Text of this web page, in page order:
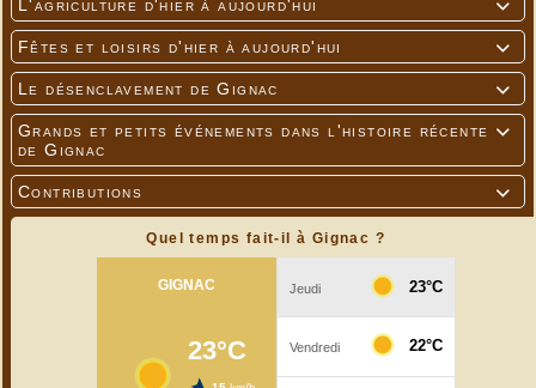

L'agriculture d'hier à aujourd'hui

Fêtes et loisirs d'hier à aujourd'hui

Le désenclavement de Gignac

Grands et petits événements dans l'histoire récente
de Gignac

Contributions
Quel temps fait-il à Gignac ?